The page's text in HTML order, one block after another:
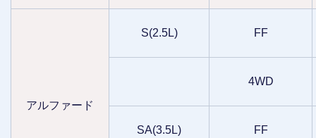
アルファード
S(2.5L) FF
4WD
SA(3.5L) FF